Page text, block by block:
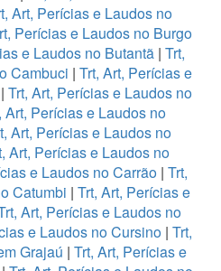
Art, Perícias e Laudos no
Perícias e Laudos no Burgo
e Laudos no Butantã| Trt,
Cambuci | Trt, Art, Perícias e
| Trt, Art, Perícias e Laudos no
Art, Perícias e Laudos no
Art, Perícias e Laudos no
Art, Perícias e Laudos no
e Laudos no Carrão | Trt,
Catumbi | Trt, Art, Perícias e
Art, Perícias e Laudos no
e Laudos no Cursino | Trt,
Grajaú | Trt, Art, Perícias e